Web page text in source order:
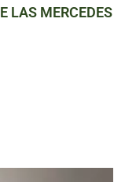
LAS MERCEDES